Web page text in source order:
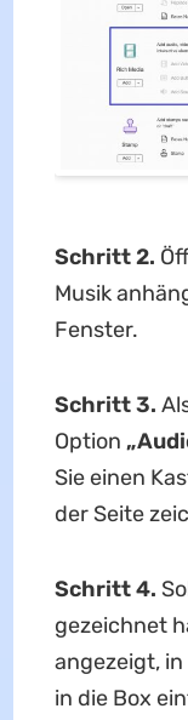
Schritt 2.
Musik
Fenster.
Schritt 3.
Option
Sie einen
der Seite
Schritt 4.
gezeichnet
angezeigt,
in die Box